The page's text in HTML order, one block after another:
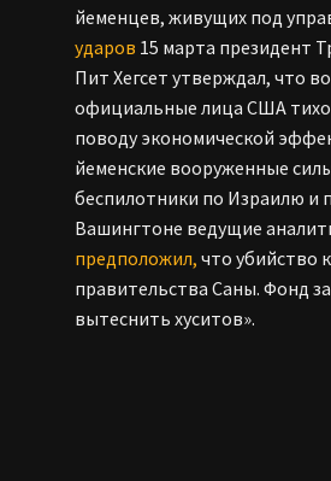
йеменцев, живущих под
ударов 15 марта президент
Пит Хегсет утверждал, что
официальные лица США тихо
поводу экономической
йеменские вооруженные
беспилотники по Израилю и
Вашингтоне ведущие
предположил, что убийство
правительства Саны. Фонд
вытеснить хуситов».